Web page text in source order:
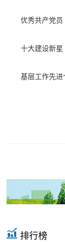
优秀共产党员
十大建设新星
基层工作先进
排行榜